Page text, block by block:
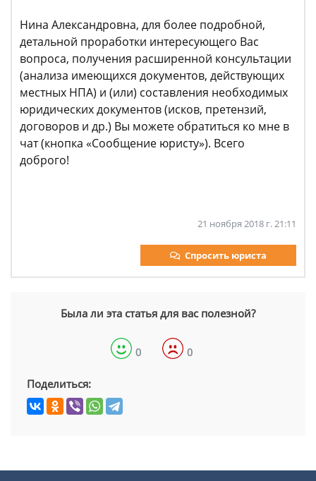
Нина Александровна, для более подробной,
детальной проработки интересующего Вас
вопроса, получения расширенной консультации
(анализа имеющихся документов, действующих
местных НПА) и (или) составления необходимых
юридических документов (исков, претензий,
договоров и др.) Вы можете обратиться ко мне в
чат (кнопка «Сообщение юристу»). Всего
доброго!
21 ноября 2018 г. 21:11
Спросить юриста
Была ли эта статья для вас полезной?
0 0
Поделиться: